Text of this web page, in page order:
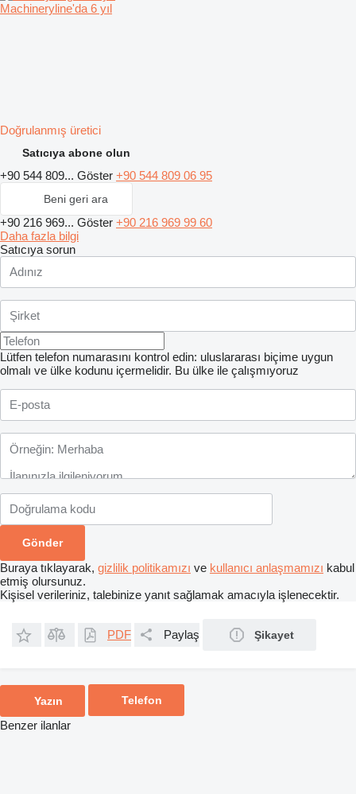
Machineryline'da 6 yıl
Doğrulanmış üretici
Satıcıya abone olun
+90 544 809... Göster +90 544 809 06 95
Beni geri ara
+90 216 969... Göster +90 216 969 99 60
Daha fazla bilgi
Satıcıya sorun
Lütfen telefon numarasını kontrol edin: uluslararası biçime uygun
olmalı ve ülke kodunu içermelidir. Bu ülke ile çalışmıyoruz
Buraya tıklayarak, gizlilik politikamızı ve kullanıcı anlaşmamızı kabul
etmiş olursunuz.
Kişisel verileriniz, talebinize yanıt sağlamak amacıyla işlenecektir.
PDF Paylaş Şikayet
Yazın Telefon
Benzer ilanlar